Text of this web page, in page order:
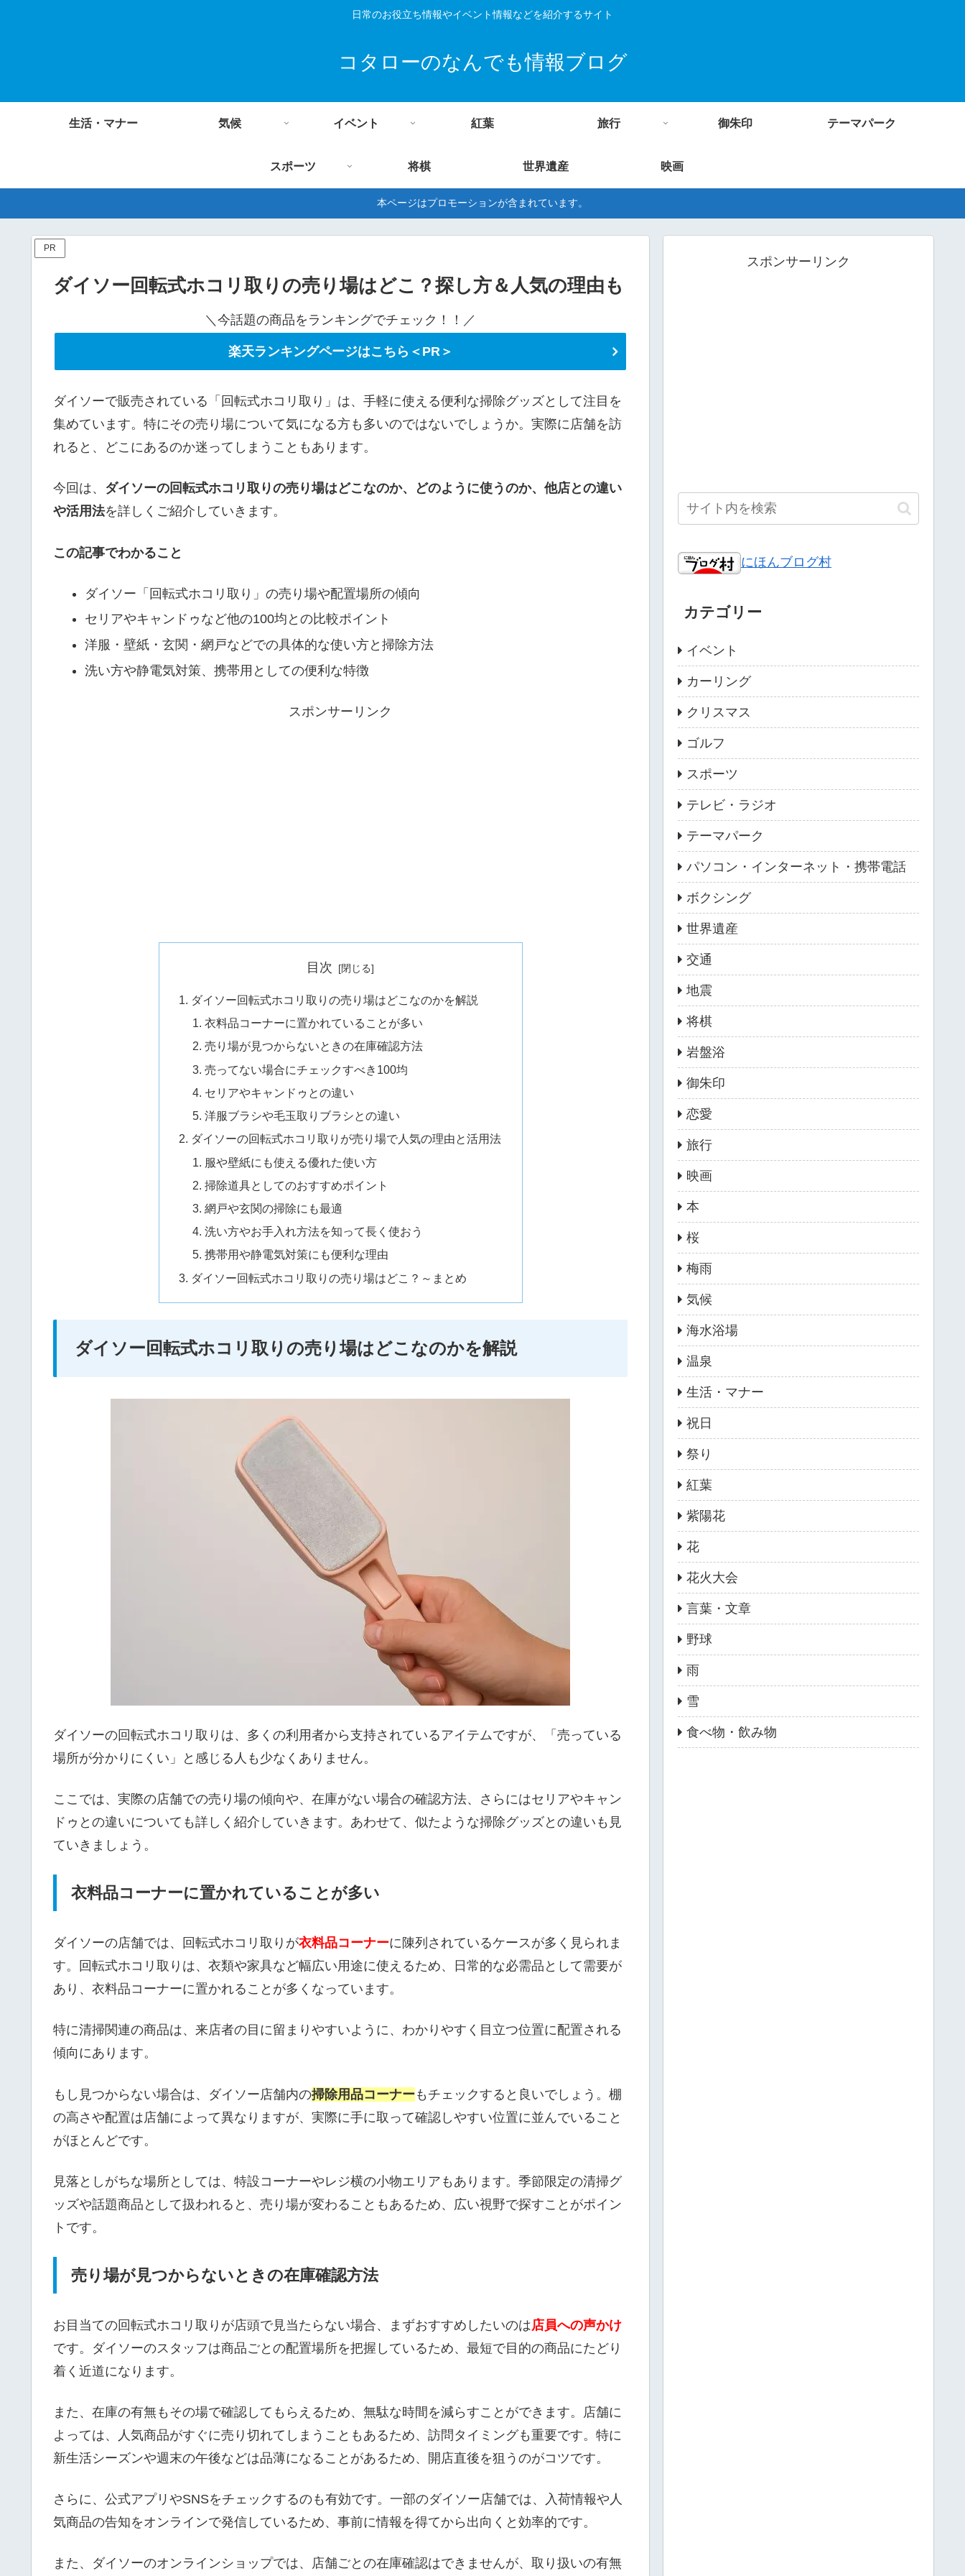
日常のお役立ち情報やイベント情報などを紹介するサイト
コタローのなんでも情報ブログ
生活・マナー 気候 イベント 紅葉 旅行 御朱印 テーマパーク
スポーツ 将棋 世界遺産 映画
本ページはプロモーションが含まれています。
PR
ダイソー回転式ホコリ取りの売り場はどこ？探し方＆人気の理由も
＼今話題の商品をランキングでチェック！！／
楽天ランキングページはこちら＜PR＞
ダイソーで販売されている「回転式ホコリ取り」は、手軽に使える便利な掃除グッズとして注目を
集めています。特にその売り場について気になる方も多いのではないでしょうか。実際に店舗を訪
れると、どこにあるのか迷ってしまうこともあります。
今回は、 ダイソーの回転式ホコリ取りの売り場はどこなのか、どのように使うのか、他店との違い
や活用法を詳しくご紹介していきます。
この記事でわかること
ダイソー「回転式ホコリ取り」の売り場や配置場所の傾向
セリアやキャンドゥなど他の100均との比較ポイント
洋服・壁紙・玄関・網戸などでの具体的な使い方と掃除方法
洗い方や静電気対策、携帯用としての便利な特徴
スポンサーリンク
目次
ダイソー回転式ホコリ取りの売り場はどこなのかを解説
衣料品コーナーに置かれていることが多い
売り場が見つからないときの在庫確認方法
売ってない場合にチェックすべき100均
セリアやキャンドゥとの違い
洋服ブラシや毛玉取りブラシとの違い
ダイソーの回転式ホコリ取りが売り場で人気の理由と活用法
服や壁紙にも使える優れた使い方
掃除道具としてのおすすめポイント
網戸や玄関の掃除にも最適
洗い方やお手入れ方法を知って長く使おう
携帯用や静電気対策にも便利な理由
ダイソー回転式ホコリ取りの売り場はどこ？～まとめ
ダイソー回転式ホコリ取りの売り場はどこなのかを解説
ダイソーの回転式ホコリ取りは、多くの利用者から支持されているアイテムですが、「売っている
場所が分かりにくい」と感じる人も少なくありません。
ここでは、実際の店舗での売り場の傾向や、在庫がない場合の確認方法、さらにはセリアやキャン
ドゥとの違いについても詳しく紹介していきます。あわせて、似たような掃除グッズとの違いも見
ていきましょう。
衣料品コーナーに置かれていることが多い
ダイソーの店舗では、回転式ホコリ取りが衣料品コーナーに陳列されているケースが多く見られま
す。回転式ホコリ取りは、衣類や家具など幅広い用途に使えるため、日常的な必需品として需要が
あり、衣料品コーナーに置かれることが多くなっています。
特に清掃関連の商品は、来店者の目に留まりやすいように、わかりやすく目立つ位置に配置される
傾向にあります。
もし見つからない場合は、ダイソー店舗内の掃除用品コーナーもチェックすると良いでしょう。棚
の高さや配置は店舗によって異なりますが、実際に手に取って確認しやすい位置に並んでいること
がほとんどです。
見落としがちな場所としては、特設コーナーやレジ横の小物エリアもあります。季節限定の清掃グ
ッズや話題商品として扱われると、売り場が変わることもあるため、広い視野で探すことがポイン
トです。
売り場が見つからないときの在庫確認方法
お目当ての回転式ホコリ取りが店頭で見当たらない場合、まずおすすめしたいのは店員への声かけ
です。ダイソーのスタッフは商品ごとの配置場所を把握しているため、最短で目的の商品にたどり
着く近道になります。
また、在庫の有無もその場で確認してもらえるため、無駄な時間を減らすことができます。店舗に
よっては、人気商品がすぐに売り切れてしまうこともあるため、訪問タイミングも重要です。特に
新生活シーズンや週末の午後などは品薄になることがあるため、開店直後を狙うのがコツです。
さらに、公式アプリやSNSをチェックするのも有効です。一部のダイソー店舗では、入荷情報や人
気商品の告知をオンラインで発信しているため、事前に情報を得てから出向くと効率的です。
また、ダイソーのオンラインショップでは、店舗ごとの在庫確認はできませんが、取り扱いの有無
スポンサーリンク
にほんブログ村
カテゴリー
イベント
カーリング
クリスマス
ゴルフ
スポーツ
テレビ・ラジオ
テーマパーク
パソコン・インターネット・携帯電話
ボクシング
世界遺産
交通
地震
将棋
岩盤浴
御朱印
恋愛
旅行
映画
本
桜
梅雨
気候
海水浴場
温泉
生活・マナー
祝日
祭り
紅葉
紫陽花
花
花火大会
言葉・文章
野球
雨
雪
食べ物・飲み物